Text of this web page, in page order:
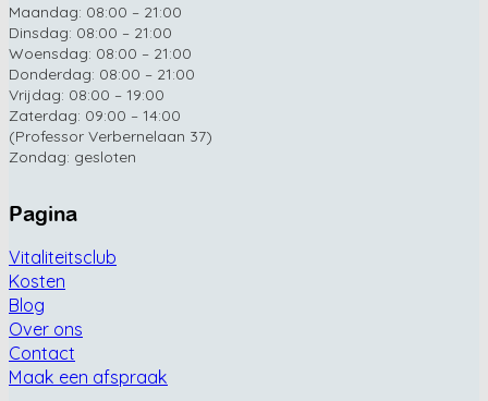
Maandag: 08:00 – 21:00
Dinsdag: 08:00 – 21:00
Woensdag: 08:00 – 21:00
Donderdag: 08:00 – 21:00
Vrijdag: 08:00 – 19:00
Zaterdag: 09:00 – 14:00
(Professor Verbernelaan 37)
Zondag: gesloten
Pagina
Vitaliteitsclub
Kosten
Blog
Over ons
Contact
Maak een afspraak